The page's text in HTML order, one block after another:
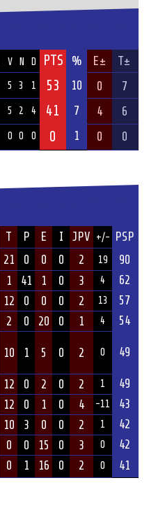
V N D PTS % E± T±
5 3 1 53 10 0 7
5 2 4 41 7 4 6
0 0 0 0 1 0 0
T P E I JPV +/- PSP
21 0 0 0 2 19 90
1 41 1 0 3 4 62
12 0 0 0 2 13 57
2 0 20 0 1 4 54
10 1 5 0 2 0 49
12 0 2 0 2 1 49
12 0 1 0 4 -11 43
10 3 0 0 2 1 42
0 0 15 0 3 0 42
0 1 16 0 2 0 41